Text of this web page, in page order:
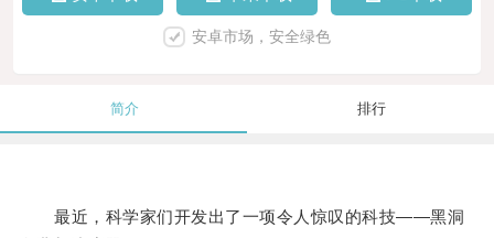
安卓市场，安全绿色
简介 排行
最近，科学家们开发出了一项令人惊叹的科技——黑洞